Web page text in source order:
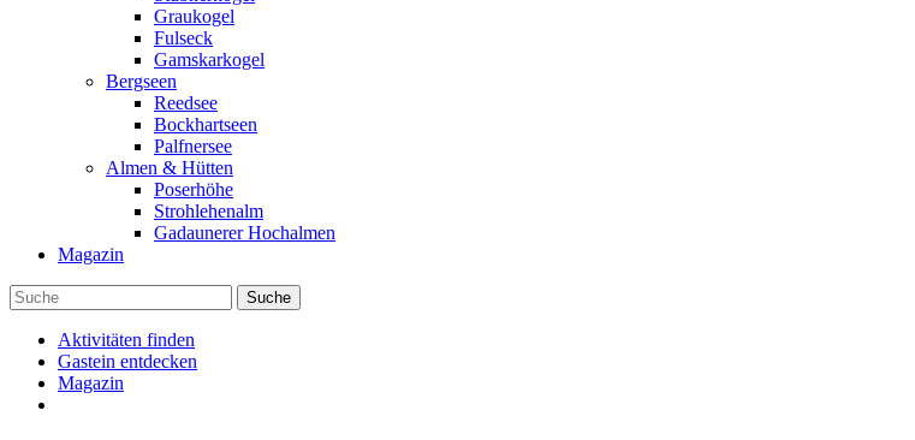
Graukogel
Fulseck
Gamskarkogel
Bergseen
Reedsee
Bockhartseen
Palfnersee
Almen & Hütten
Poserhöhe
Strohlehenalm
Gadaunerer Hochalmen
Magazin
Aktivitäten finden
Gastein entdecken
Magazin